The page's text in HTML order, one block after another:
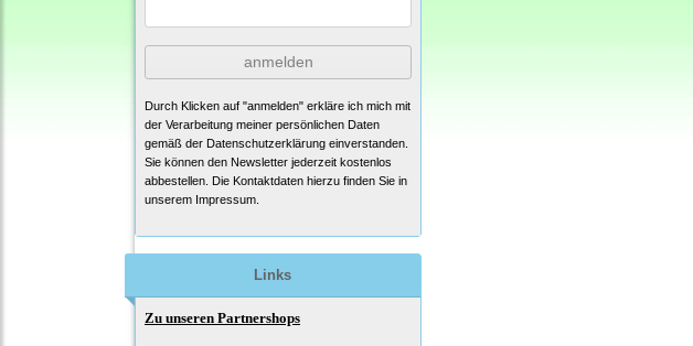
anmelden
Durch Klicken auf "anmelden" erkläre ich mich mit
der Verarbeitung meiner persönlichen Daten
gemäß der Datenschutzerklärung einverstanden.
Sie können den Newsletter jederzeit kostenlos
abbestellen. Die Kontaktdaten hierzu finden Sie in
unserem Impressum.
Links
Zu unseren Partnershops